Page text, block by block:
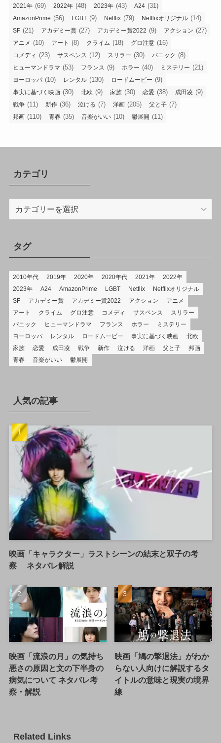
2021年 (69) 2022年 (48) 2023年 (43) A24 (31)
AmazonPrime (56) LGBT (9) Netflix (79) Netflixオリジナル (14)
SF (21) アカデミー賞 (27) アカデミー賞2022 (9) アクション (27)
アニメ (10) アート (8) クライム (18) グロ注意 (16)
コメディ (23) サスペンス (12) スリラー (30) パニック (8)
ヒューマンドラマ (53) フランス (9) ホラー (40) ミステリー (21)
ヨーロッパ (10) レンタル (130) ロードムービー (9)
事実に基づく映画 (30) 北欧 (9) 家族 (30) 恋愛 (38) 成田凌 (9)
戦争 (11) 新作 (36) 泣ける (7) 洋画 (205) 父と子 (7)
邦画 (110) 青春 (35) 音楽がいい (10) 鬱展開 (11)
カテゴリ
タグ
2010年代 2019年 2020年 2020年代 2021年
2022年
2023年
A24 AmazonPrime LGBT Netflix
Netflixオリジナル
SF
アカデミー賞 アカデミー賞2022 アクション
アニメ
アート
クライム グロ注意 コメディ サスペンス
スリラー
パニック
ヒューマンドラマ フランス ホラー
ミステリー
ヨーロッパ
レンタル ロードムービー 事実に基づく映画
北欧
家族
恋愛 成田凌 戦争 新作 泣ける 洋画 父と子
邦画
青春
音楽がいい 鬱展開
人気の記事
映画「キャラクター」ラストシーンの結末と双子の考
察 ネタバレ解説
映画「流浪の月」の気持ち
悪さの原因と文の下半身の
病気について ネタバレ考
察・解説
映画「鳩の撃退法」がわか
らない人向けに解説するタ
イトルの意味と現実の境界
線
Related Links